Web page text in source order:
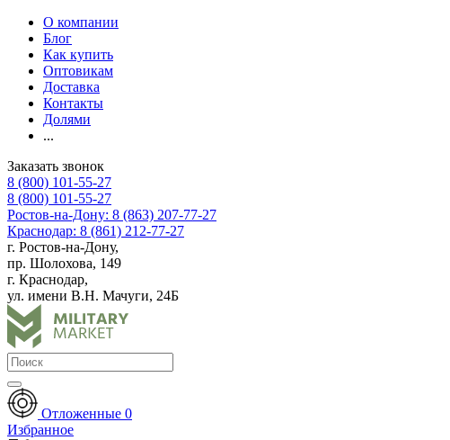
О компании
Блог
Как купить
Оптовикам
Доставка
Контакты
Долями
...
Заказать звонок
8 (800) 101-55-27
8 (800) 101-55-27
Ростов-на-Дону: 8 (863) 207-77-27
Краснодар: 8 (861) 212-77-27
г. Ростов-на-Дону,
пр. Шолохова, 149
г. Краснодар,
ул. имени В.Н. Мачуги, 24Б
Отложенные 0
Избранное